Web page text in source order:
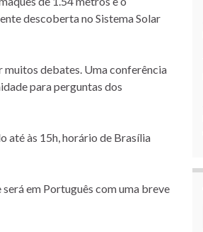
descoberta no Sistema Solar
muitos debates. Uma conferência
para perguntas dos
até às 15h, horário de Brasília
em Português com uma breve